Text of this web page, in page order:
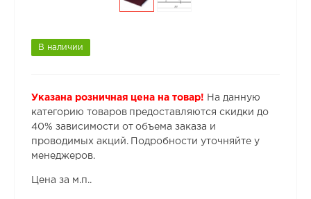
В наличии
Указана розничная цена на товар! На данную
категорию товаров предоставляются скидки до
40% зависимости от объема заказа и
проводимых акций. Подробности уточняйте у
менеджеров.
Цена за м.п..